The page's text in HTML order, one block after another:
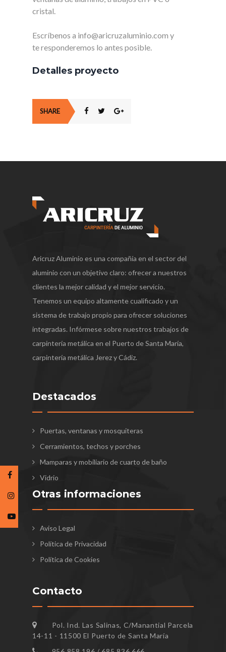
cristal.
Escríbenos a info@aricruzaluminio.com y
te responderemos lo antes posible.
Detalles proyecto
SHARE
Aricruz Aluminio es una compañía en el sector del
aluminio con un objetivo claro: ofrecer a nuestros
clientes la mejor calidad y el mejor servicio.
Tenemos un equipo altamente cualificado y un
sistema de trabajo propio para ofrecer soluciones
integradas. Infórmese sobre nuestros trabajos de
carpintería metálica en el Puerto de Santa María,
carpintería metálica Jerez y Cádiz.
Destacados
Puertas, ventanas y mosquiteras
Cerramientos, techos y porches
Mamparas y mobiliario de cuarto de baño
Vidrio
Otras informaciones
Aviso Legal
Política de Privacidad
Política de Cookies
Contacto
Pol. Ind. Las Salinas, C/Manantial Parcela
14-11 - 11500 El Puerto de Santa María